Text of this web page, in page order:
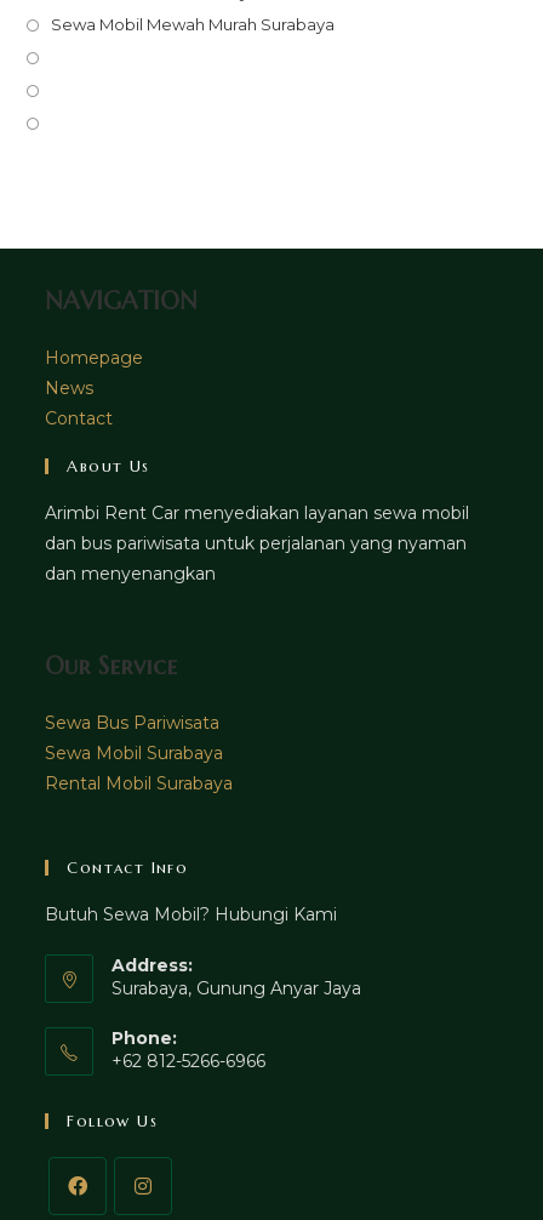
in
Sewa Mobil Mewah Murah Surabaya
tab
NAVIGATION
Homepage
News
Contact
About Us
Arimbi Rent Car menyediakan layanan sewa mobil
dan bus pariwisata untuk perjalanan yang nyaman
dan menyenangkan
Our Service
Sewa Bus Pariwisata
Sewa Mobil Surabaya
Rental Mobil Surabaya
Contact Info
Butuh Sewa Mobil? Hubungi Kami
Address:
Surabaya, Gunung Anyar Jaya
Phone:
+62 812-5266-6966
Follow Us